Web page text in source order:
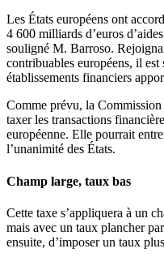
Les États européens ont
4 600 milliards d’euros
souligné M. Barroso.
contribuables européens, il
établissements financiers
Comme prévu, la
taxer les transactions
européenne. Elle pourrait
l’unanimité des États.
Champ large, taux bas
Cette taxe s’appliquera à un
mais avec un taux plancher
ensuite, d’imposer un taux